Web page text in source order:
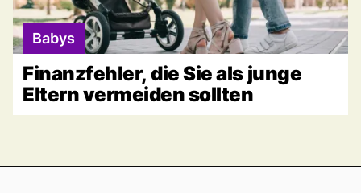
Babys
Finanzfehler, die Sie als junge
Eltern vermeiden sollten